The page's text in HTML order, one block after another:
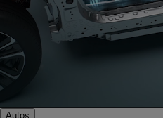
Autos